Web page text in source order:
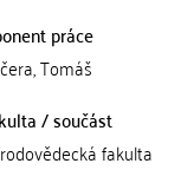
práce
Tomáš
/ součást
fakulta